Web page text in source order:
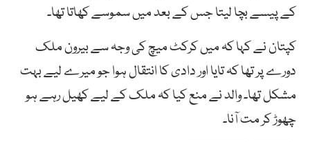
کے پیسے بچا لیتا جس کے بعد میں سموسے کھاتا تھا۔
کپتان نے کہا کہ میں کرکٹ میچ کی وجہ سے بیرون ملک
دورے پر تھا کہ تایا اور دادی کا انتقال ہوا جو میرے لیے بہت
مشکل تھا۔ والد نے منع کیا کہ ملک کے لیے کھیل رہے ہو
چھوڑ کر مت آنا۔